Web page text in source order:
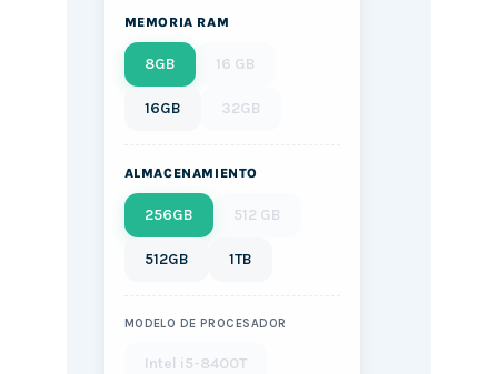
MEMORIA RAM
8GB 16 GB
16GB 32GB
ALMACENAMIENTO
256GB 512 GB
512GB 1TB
MODELO DE PROCESADOR
Intel i5-8400T